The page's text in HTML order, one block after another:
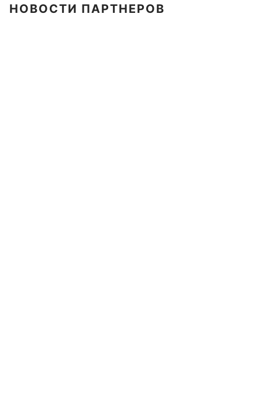
НОВОСТИ ПАРТНЕРОВ